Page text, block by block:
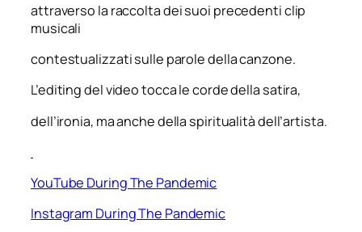
attraverso la raccolta dei suoi precedenti clip
musicali
contestualizzati sulle parole della canzone.
L’editing del video tocca le corde della satira,
dell’ironia, ma anche della spiritualità dell’artista.
YouTube During The Pandemic
Instagram During The Pandemic